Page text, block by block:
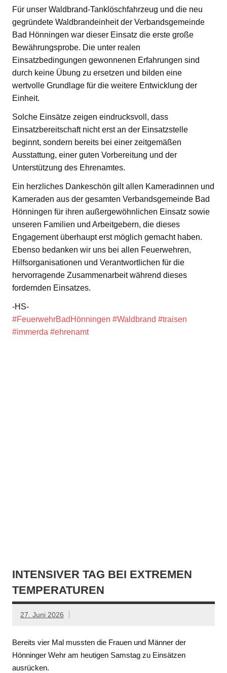
Für unser Waldbrand-Tanklöschfahrzeug und die neu
gegründete Waldbrandeinheit der Verbandsgemeinde
Bad Hönningen war dieser Einsatz die erste große
Bewährungsprobe. Die unter realen
Einsatzbedingungen gewonnenen Erfahrungen sind
durch keine Übung zu ersetzen und bilden eine
wertvolle Grundlage für die weitere Entwicklung der
Einheit.
Solche Einsätze zeigen eindrucksvoll, dass
Einsatzbereitschaft nicht erst an der Einsatzstelle
beginnt, sondern bereits bei einer zeitgemäßen
Ausstattung, einer guten Vorbereitung und der
Unterstützung des Ehrenamtes.
Ein herzliches Dankeschön gilt allen Kameradinnen und
Kameraden aus der gesamten Verbandsgemeinde Bad
Hönningen für ihren außergewöhnlichen Einsatz sowie
unseren Familien und Arbeitgebern, die dieses
Engagement überhaupt erst möglich gemacht haben.
Ebenso bedanken wir uns bei allen Feuerwehren,
Hilfsorganisationen und Verantwortlichen für die
hervorragende Zusammenarbeit während dieses
fordernden Einsatzes.
-HS-
#FeuerwehrBadHönningen #Waldbrand #traisen
#immerda #ehrenamt
INTENSIVER TAG BEI EXTREMEN
TEMPERATUREN
27. Juni 2026
Bereits vier Mal mussten die Frauen und Männer der
Hönninger Wehr am heutigen Samstag zu Einsätzen
ausrücken.